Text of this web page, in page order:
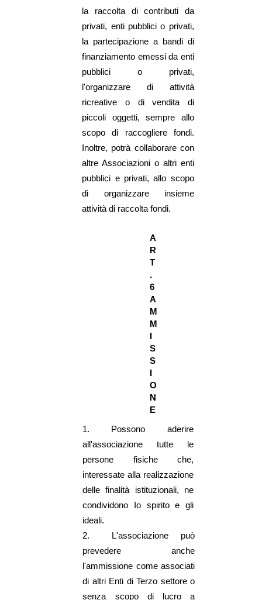
la raccolta di contributi da
privati, enti pubblici o privati,
la partecipazione a bandi di
finanziamento emessi da enti
pubblici o privati,
l'organizzare di attività
ricreative o di vendita di
piccoli oggetti, sempre allo
scopo di raccogliere fondi.
Inoltre, potrà collaborare con
altre Associazioni o altri enti
pubblici e privati, allo scopo
di organizzare insieme
attività di raccolta fondi.
A
R
T
.
6
A
M
M
I
S
S
I
O
N
E
1.
Possono aderire
all'associazione tutte le
persone fisiche che,
interessate alla realizzazione
delle finalità istituzionali, ne
condividono Io spirito e gli
ideali.
2.
L'associazione può
prevedere anche
l'ammissione come associati
di altri Enti di Terzo settore o
senza scopo di lucro a